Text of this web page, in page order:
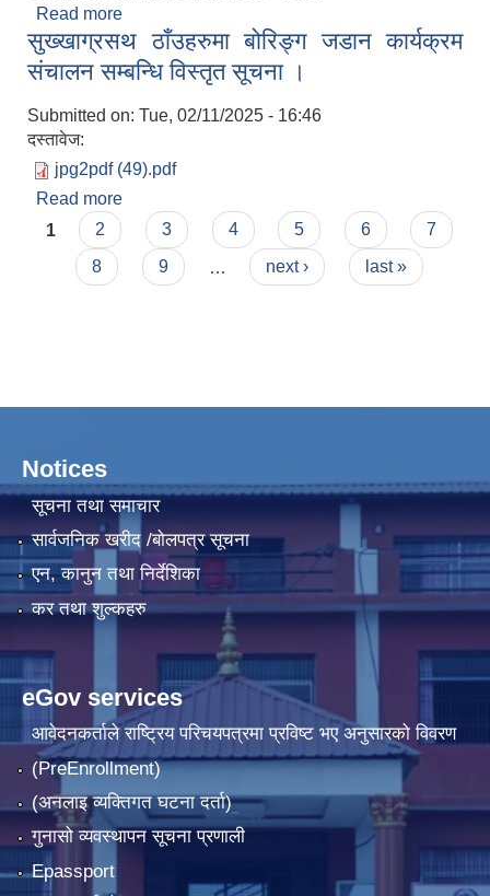
Read more
आवश्यक यन्त्र उपकरणहरुको शिल्बन्दी दररैट सहित
सूचिकृत हुने सम्बन्धी सूचना ।
सुख्खाग्रसथ ठाँउहरुमा बोरिङ्ग जडान कार्यक्रम
संचालन सम्बन्धि विस्तृत सूचना ।
Submitted on: Tue, 02/11/2025 - 16:46
दस्तावेज:
jpg2pdf (49).pdf
Read more
संचालन सम्बन्धि विस्तृत सूचना ।
Pages
1 2 3 4 5 6
7
8
9 next › last »
Notices
सूचना तथा समाचार
सार्वजनिक खरीद /बोलपत्र सूचना
एन, कानुन तथा निर्देशिका
कर तथा शुल्कहरु
eGov services
आवेदनकर्ताले राष्‍ट्रिय परिचयपत्रमा प्रविष्ट भए अनुसारको विवरण
(PreEnrollment)
(अनलाइ व्यक्तिगत घटना दर्ता)
गुनासो व्यवस्थापन सूचना प्रणाली
Epassport